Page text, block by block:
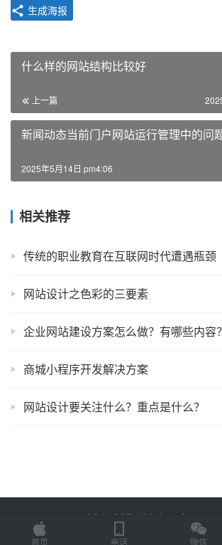
生成海报
什么样的网站结构比较好
上一篇
新闻动态当前门户网站运行管理中的问
2025年5月14日 pm4:06
相关推荐
传统的职业教育在互联网时代遭遇瓶颈
网站设计之色彩的三要素
企业网站建设方案怎么做？有哪些内容？
商城小程序开发解决方案
网站设计要关注什么？重点是什么？
Copyright © 2025 金海技术 版权所有 鲁ICP备
首页
电话 微信